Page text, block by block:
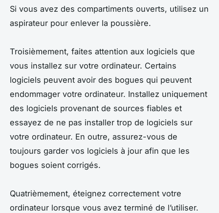
Si vous avez des compartiments ouverts, utilisez un
aspirateur pour enlever la poussière.
Troisièmement, faites attention aux logiciels que
vous installez sur votre ordinateur. Certains
logiciels peuvent avoir des bogues qui peuvent
endommager votre ordinateur. Installez uniquement
des logiciels provenant de sources fiables et
essayez de ne pas installer trop de logiciels sur
votre ordinateur. En outre, assurez-vous de
toujours garder vos logiciels à jour afin que les
bogues soient corrigés.
Quatrièmement, éteignez correctement votre
ordinateur lorsque vous avez terminé de l’utiliser.